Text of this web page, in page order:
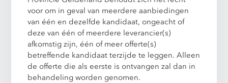
voor om in geval van meerdere aanbiedingen
van één en dezelfde kandidaat, ongeacht of
deze van één of meerdere leverancier(s)
afkomstig zijn, één of meer offerte(s)
betreffende kandidaat terzijde te leggen. Alleen
de offerte die als eerste is ontvangen zal dan in
behandeling worden genomen.